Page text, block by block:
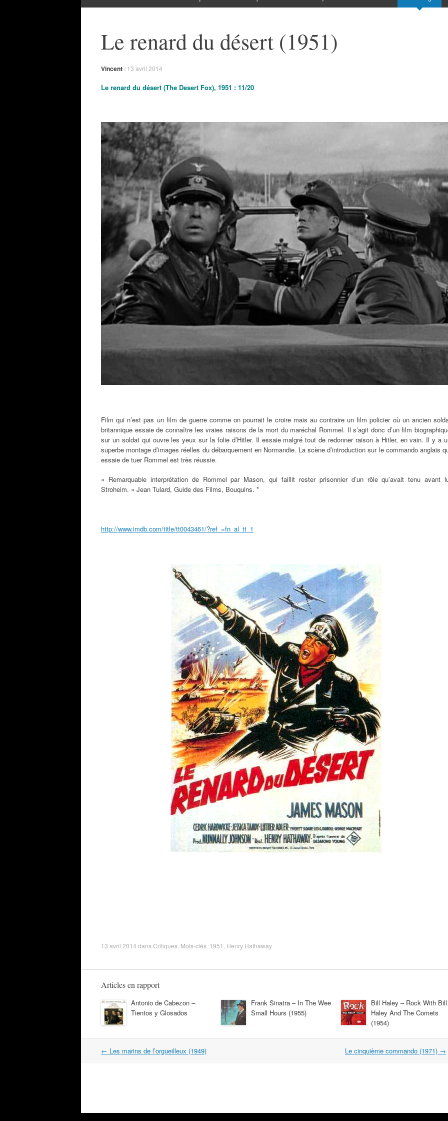
Le renard du désert (1951)
Vincent/ 13 avril 2014
Le renard du désert (The Desert Fox), 1951 : 11/20
Film qui n’est pas un film de guerre comme on pourrait le croire mais au contraire un film policier où un ancien
britannique essaie de connaître les vraies raisons de la mort du maréchal Rommel. Il s’agit donc d’un film
sur un soldat qui ouvre les yeux sur la folie d’Hitler. Il essaie malgré tout de redonner raison à Hitler, en vain. Il y a
superbe montage d’images réelles du débarquement en Normandie. La scène d’introduction sur le commando anglais
essaie de tuer Rommel est très réussie.
« Remarquable interprétation de Rommel par Mason, qui faillit rester prisonnier d’un rôle qu’avait tenu avant
Stroheim. » Jean Tulard, Guide des Films, Bouquins. *
http://www.imdb.com/title/tt0043461/?ref_=fn_al_tt_1
13 avril 2014 dansCritiques . Mots-clés :1951 Henry Hathaway
Articles en rapport
Antonio de Cabezon –
Tientos y Glosados
Frank Sinatra – In The Wee
Small Hours (1955)
Bill Haley – Rock With Bill
Haley And The Comets
(1954)
Navigation
← Les marins de l’orgueilleux (1949) Le cinquième commando (1971) →